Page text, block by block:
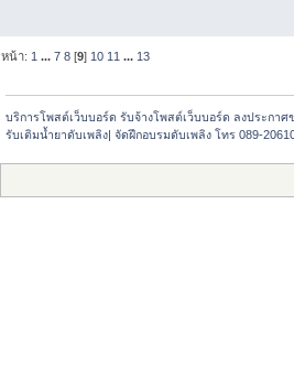
หน้า: 1 ...7 8 [9] 10 11 ... 13
บริการโพสต์เว็บบอร์ด รับจ้างโพสต์เว็บบอร์ด ลงประกาศ
รับเติมน้ำยาดับเพลิง| จัดฝึกอบรมดับเพลิง โทร 089-